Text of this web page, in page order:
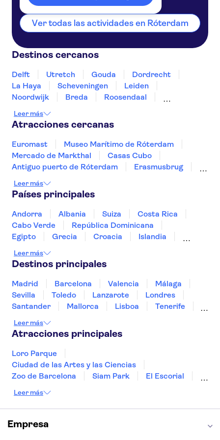
Ver todas las actividades en Róterdam
Destinos cercanos
Delft Utretch Gouda
Dordrecht
La Haya
Scheveningen
Leiden
Noordwijk
Breda
Roosendaal
Leer más
Atracciones cercanas
Euromast
Museo Marítimo de Róterdam
Mercado de Markthal
Casas Cubo
Antiguo puerto de Róterdam
Erasmusbrug
Canales de Ámsterdam
Vermeer en los Países Bajos
Museo Casa de Rembrandt
Zaanse Schans
Anne Frank
Zoo Artis
Leer más
Países principales
Andorra Albania Suiza
Costa Rica
Cabo Verde
República Dominicana
Egipto
Grecia Croacia
Islandia
México
Noruega
Túnez
Turquía
Leer más
Destinos principales
Madrid Barcelona Valencia
Málaga
Sevilla
Toledo Lanzarote
Londres
Santander
Mallorca Lisboa
Tenerife
Bilbao
Menorca Granada
Vigo
Leer más
Atracciones principales
Loro Parque
Ciudad de las Artes y las Ciencias
Zoo de Barcelona
Siam Park
El Escorial
Cueva de Nerja
Capilla Sixtina
Montserrat
Museo del Louvre
Casa Batlló
Leer más
Empresa